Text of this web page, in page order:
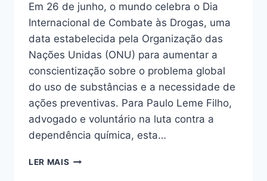
Em 26 de junho, o mundo celebra o Dia
Internacional de Combate às Drogas, uma
data estabelecida pela Organização das
Nações Unidas (ONU) para aumentar a
conscientização sobre o problema global
do uso de substâncias e a necessidade de
ações preventivas. Para Paulo Leme Filho,
advogado e voluntário na luta contra a
dependência química, esta…
LER MAIS